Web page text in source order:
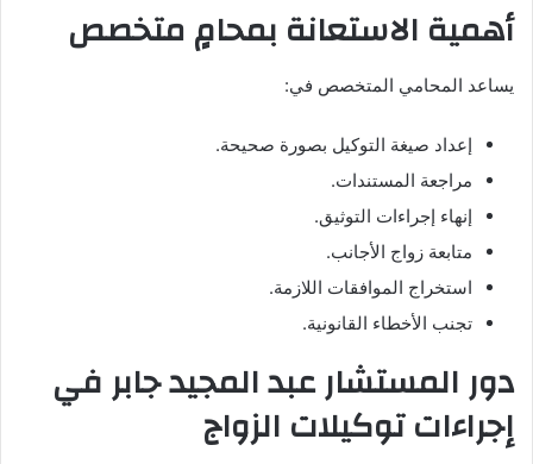
أهمية الاستعانة بمحامٍ متخصص
يساعد المحامي المتخصص في:
إعداد صيغة التوكيل بصورة صحيحة.
مراجعة المستندات.
إنهاء إجراءات التوثيق.
متابعة زواج الأجانب.
استخراج الموافقات اللازمة.
تجنب الأخطاء القانونية.
دور المستشار عبد المجيد جابر في
إجراءات توكيلات الزواج